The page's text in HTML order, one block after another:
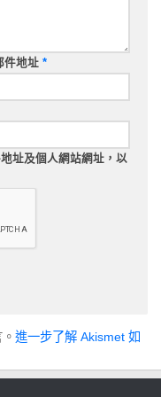
件地址 *
址及個人網站網址，以
進一步了解 Akismet 如